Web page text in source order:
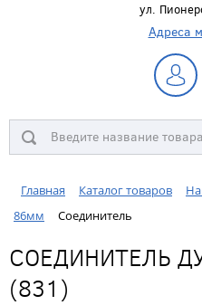
ул.
Адреса
Главная Каталог товаров
86мм
Соединитель
СОЕДИНИТЕЛЬ
(831)